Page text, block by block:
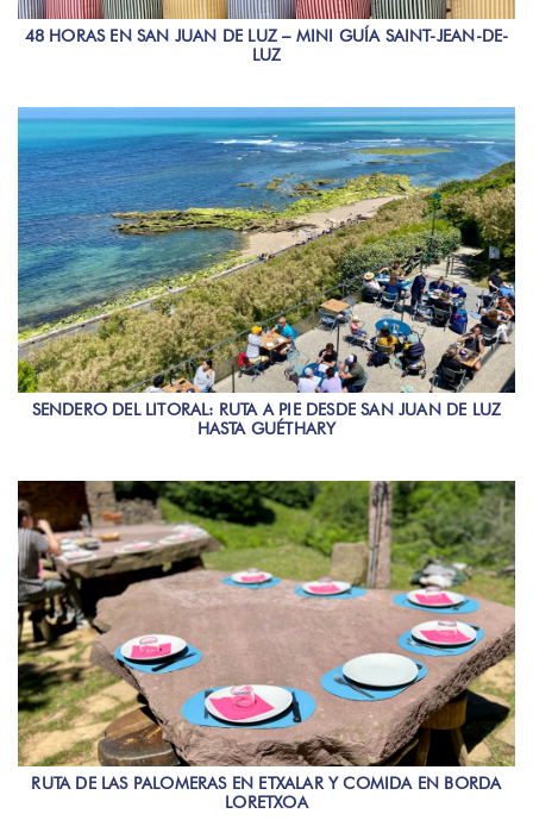
48 HORAS EN SAN JUAN DE LUZ – MINI GUÍA SAINT-JEAN-DE-
LUZ
SENDERO DEL LITORAL: RUTA A PIE DESDE SAN JUAN DE LUZ
HASTA GUÉTHARY
RUTA DE LAS PALOMERAS EN ETXALAR Y COMIDA EN BORDA
LORETXOA